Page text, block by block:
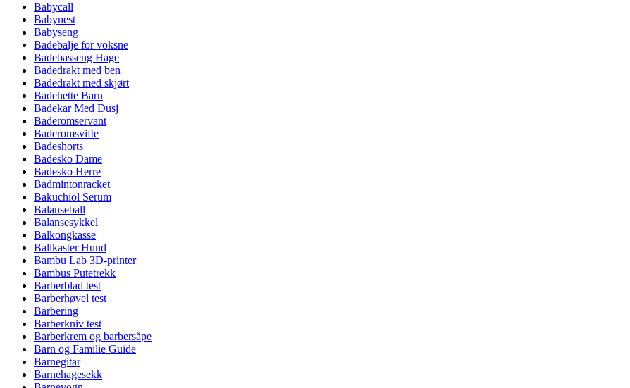
Babycall
Babynest
Babyseng
Badebalje for voksne
Badebasseng Hage
Badedrakt med ben
Badedrakt med skjørt
Badehette Barn
Badekar Med Dusj
Baderomservant
Baderomsvifte
Badeshorts
Badesko Dame
Badesko Herre
Badmintonracket
Bakuchiol Serum
Balanseball
Balansesykkel
Balkongkasse
Ballkaster Hund
Bambu Lab 3D-printer
Bambus Putetrekk
Barberblad test
Barberhøvel test
Barbering
Barberkniv test
Barberkrem og barbersåpe
Barn og Familie Guide
Barnegitar
Barnehagesekk